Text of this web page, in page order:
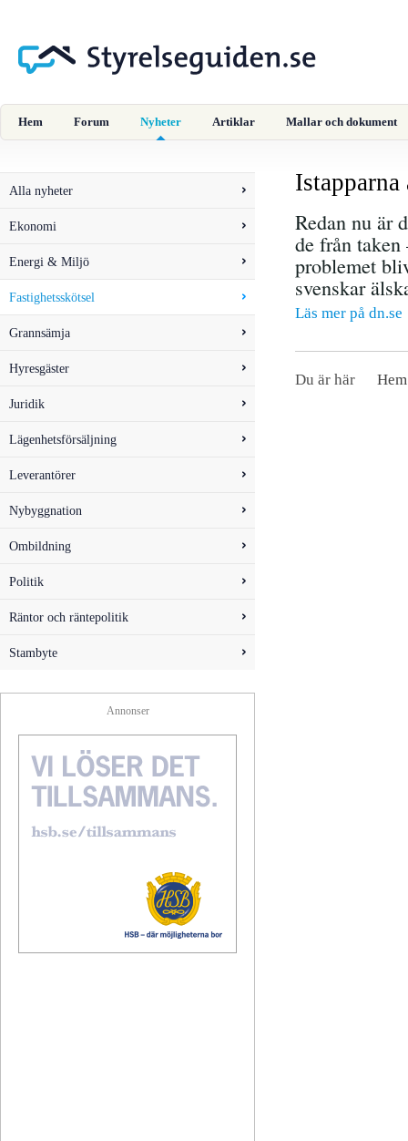
Hem Forum Nyheter Artiklar Mallar och dokument
Alla nyheter
Ekonomi
Energi & Miljö
Fastighetsskötsel
Grannsämja
Hyresgäster
Juridik
Lägenhetsförsäljning
Leverantörer
Nybyggnation
Ombildning
Politik
Räntor och räntepolitik
Stambyte
Annonser
Redan nu är
de från
problemet
svenskar
Läs mer på dn.se
Du är här Hem